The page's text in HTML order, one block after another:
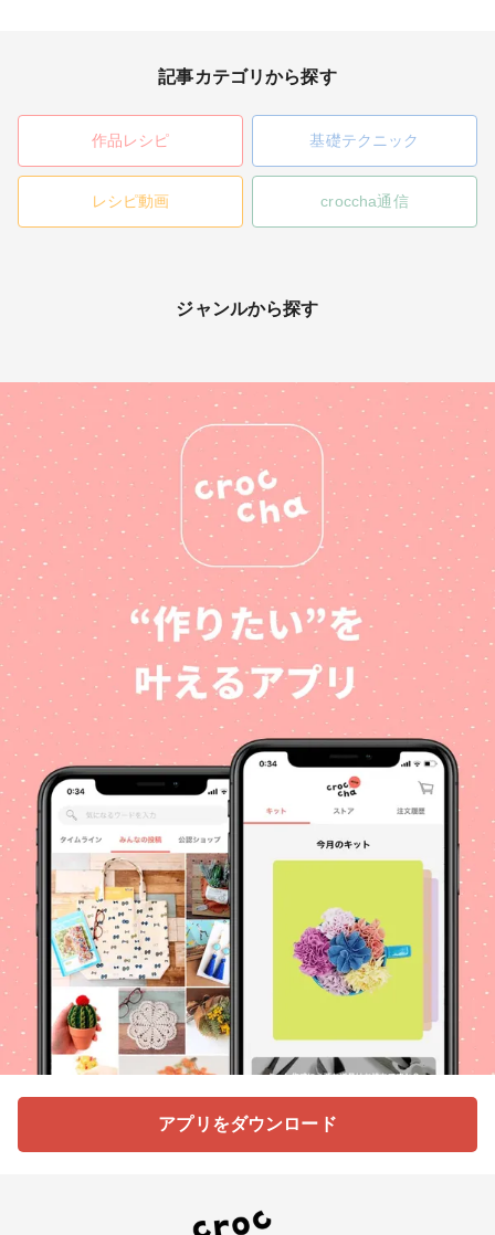
記事カテゴリから探す
作品レシピ 基礎テクニック
レシピ動画 croccha通信
ジャンルから探す
アプリをダウンロード